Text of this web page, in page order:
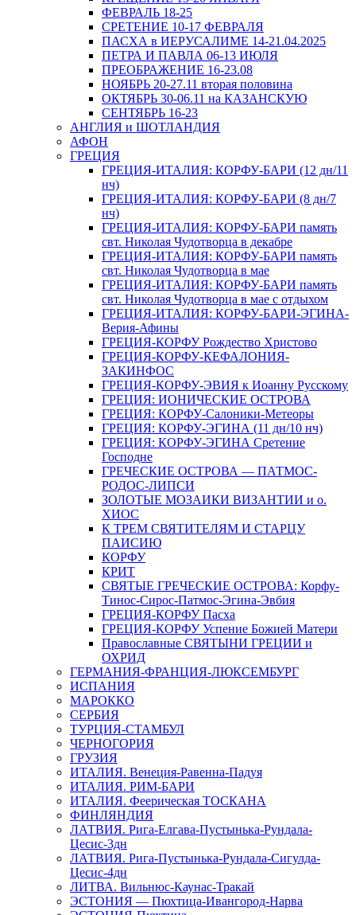
ФЕВРАЛЬ 18-25
СРЕТЕНИЕ 10-17 ФЕВРАЛЯ
ПАСХА в ИЕРУСАЛИМЕ 14-21.04.2025
ПЕТРА И ПАВЛА 06-13 ИЮЛЯ
ПРЕОБРАЖЕНИЕ 16-23.08
НОЯБРЬ 20-27.11 вторая половина
ОКТЯБРЬ 30-06.11 на КАЗАНСКУЮ
СЕНТЯБРЬ 16-23
АНГЛИЯ и ШОТЛАНДИЯ
АФОН
ГРЕЦИЯ
ГРЕЦИЯ-ИТАЛИЯ: КОРФУ-БАРИ (12 дн/11
нч)
ГРЕЦИЯ-ИТАЛИЯ: КОРФУ-БАРИ (8 дн/7
нч)
ГРЕЦИЯ-ИТАЛИЯ: КОРФУ-БАРИ память
свт. Николая Чудотворца в декабре
ГРЕЦИЯ-ИТАЛИЯ: КОРФУ-БАРИ память
свт. Николая Чудотворца в мае
ГРЕЦИЯ-ИТАЛИЯ: КОРФУ-БАРИ память
свт. Николая Чудотворца в мае с отдыхом
ГРЕЦИЯ-ИТАЛИЯ: КОРФУ-БАРИ-ЭГИНА-
Верия-Афины
ГРЕЦИЯ-КОРФУ Рождество Христово
ГРЕЦИЯ-КОРФУ-КЕФАЛОНИЯ-
ЗАКИНФОС
ГРЕЦИЯ-КОРФУ-ЭВИЯ к Иоанну Русскому
ГРЕЦИЯ: ИОНИЧЕСКИЕ ОСТРОВА
ГРЕЦИЯ: КОРФУ-Салоники-Метеоры
ГРЕЦИЯ: КОРФУ-ЭГИНА (11 дн/10 нч)
ГРЕЦИЯ: КОРФУ-ЭГИНА Сретение
Господне
ГРЕЧЕСКИЕ ОСТРОВА — ПАТМОС-
РОДОС-ЛИПСИ
ЗОЛОТЫЕ МОЗАИКИ ВИЗАНТИИ и о.
ХИОС
К ТРЕМ СВЯТИТЕЛЯМ И СТАРЦУ
ПАИСИЮ
КОРФУ
КРИТ
СВЯТЫЕ ГРЕЧЕСКИЕ ОСТРОВА: Корфу-
Тинос-Сирос-Патмос-Эгина-Эвбия
ГРЕЦИЯ-КОРФУ Пасха
ГРЕЦИЯ-КОРФУ Успение Божией Матери
Православные СВЯТЫНИ ГРЕЦИИ и
ОХРИД
ГЕРМАНИЯ-ФРАНЦИЯ-ЛЮКСЕМБУРГ
ИСПАНИЯ
МАРОККО
СЕРБИЯ
ТУРЦИЯ-СТАМБУЛ
ЧЕРНОГОРИЯ
ГРУЗИЯ
ИТАЛИЯ. Венеция-Равенна-Падуя
ИТАЛИЯ. РИМ-БАРИ
ИТАЛИЯ. Феерическая ТОСКАНА
ФИНЛЯНДИЯ
ЛАТВИЯ. Рига-Елгава-Пустынька-Рундала-
Цесис-3дн
ЛАТВИЯ. Рига-Пустынька-Рундала-Сигулда-
Цесис-4дн
ЛИТВА. Вильнюс-Каунас-Тракай
ЭСТОНИЯ — Пюхтица-Ивангород-Нарва